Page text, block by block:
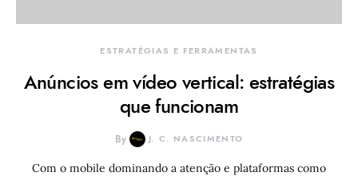
ESTRATÉGIAS E FERRAMENTAS
Anúncios em vídeo vertical: estratégias
que funcionam
By J. C. NASCIMENTO
Com o mobile dominando a atenção e plataformas como